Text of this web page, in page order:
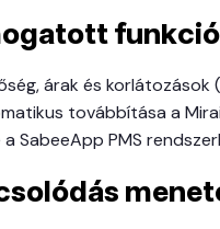
árak és
továbbítása a
SabeeApp PMS